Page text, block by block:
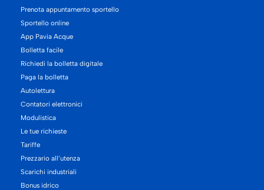
Prenota appuntamento sportello
Sportello online
App Pavia Acque
Bolletta facile
Richiedi la bolletta digitale
Paga la bolletta
Autolettura
Contatori elettronici
Modulistica
Le tue richieste
Tariffe
Prezzario all’utenza
Scarichi industriali
Bonus idrico